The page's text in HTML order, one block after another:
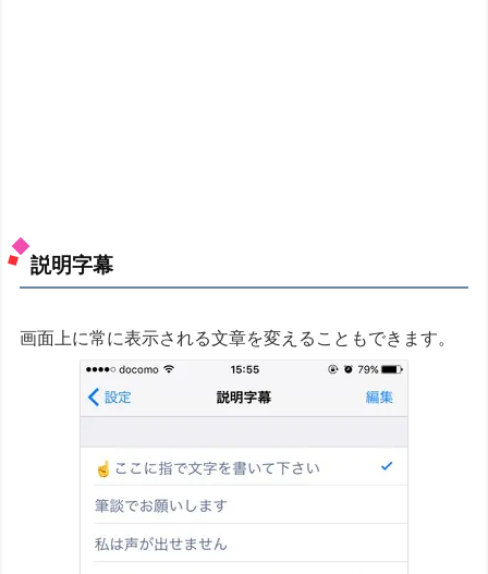
説明字幕
画面上に常に表示される文章を変えることもできます。